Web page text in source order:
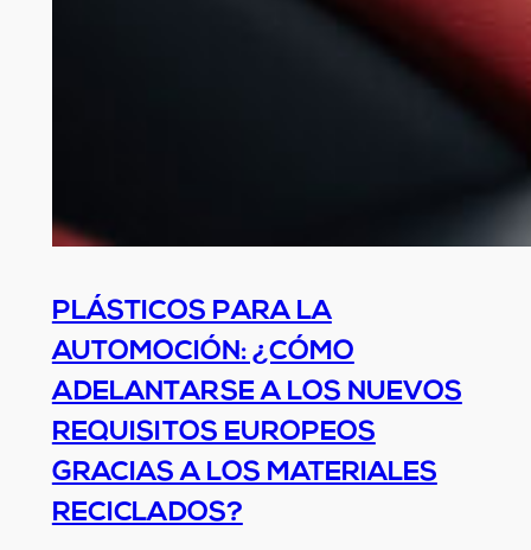
PLÁSTICOS PARA LA
AUTOMOCIÓN: ¿CÓMO
ADELANTARSE A LOS NUEVOS
REQUISITOS EUROPEOS
GRACIAS A LOS MATERIALES
RECICLADOS?